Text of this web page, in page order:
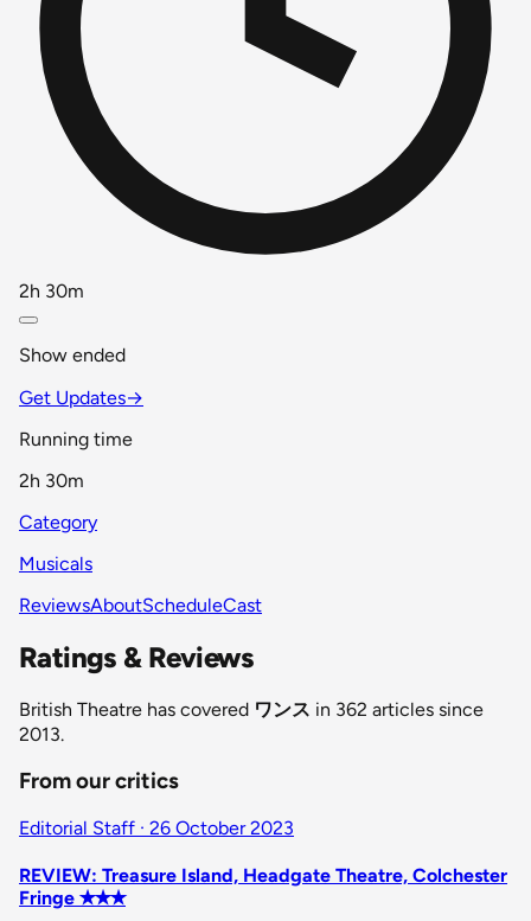
2h 30m
Show ended
Get Updates→
Running time
2h 30m
Category
Musicals
ReviewsAboutScheduleCast
Ratings & Reviews
British Theatre has covered ワンス in 362 articles since
2013.
From our critics
Editorial Staff · 26 October 2023
REVIEW: Treasure Island, Headgate Theatre, Colchester
Fringe ✭✭✭